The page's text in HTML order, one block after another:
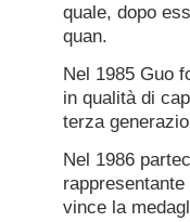
quale, dopo
quan.
Nel 1985 Guo
in qualità di
terza
Nel 1986
vince la